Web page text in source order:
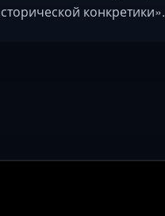
конкретики».